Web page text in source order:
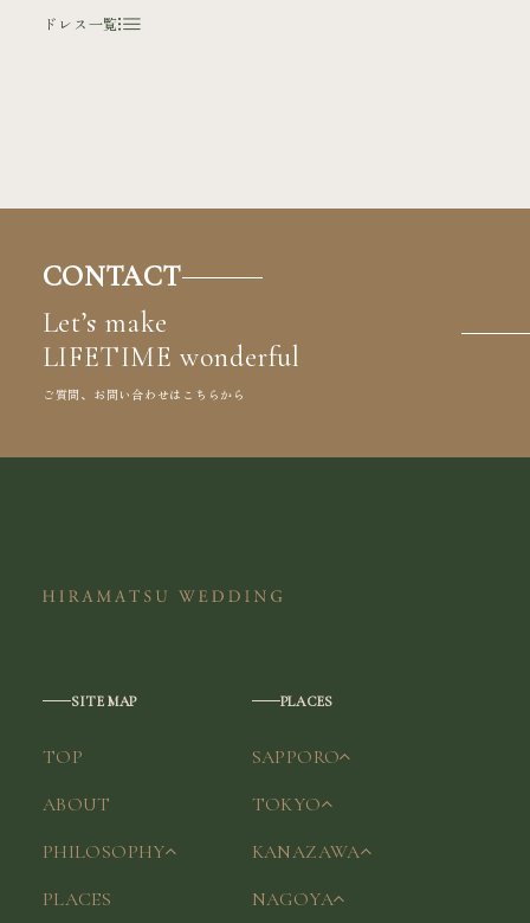
ドレス一覧
CONTACT
Let’s make
LIFETIME wonderful
ご質問、お問い合わせはこちらから
SITE MAP
TOP
ABOUT
PHILOSOPHY
PLACES
PLACES
SAPPORO
TOKYO
KANAZAWA
NAGOYA